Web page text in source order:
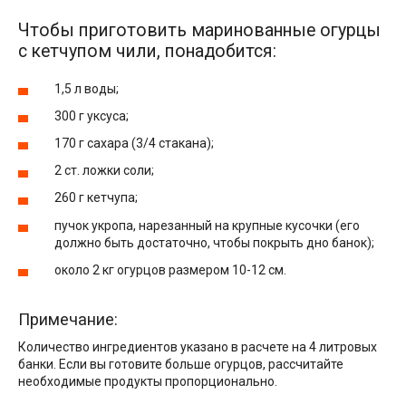
Чтобы приготовить маринованные огурцы
с кетчупом чили, понадобится:
1,5 л воды;
300 г уксуса;
170 г сахара (3/4 стакана);
2 ст. ложки соли;
260 г кетчупа;
пучок укропа, нарезанный на крупные кусочки (его
должно быть достаточно, чтобы покрыть дно банок);
около 2 кг огурцов размером 10-12 см.
Примечание:
Количество ингредиентов указано в расчете на 4 литровых
банки. Если вы готовите больше огурцов, рассчитайте
необходимые продукты пропорционально.